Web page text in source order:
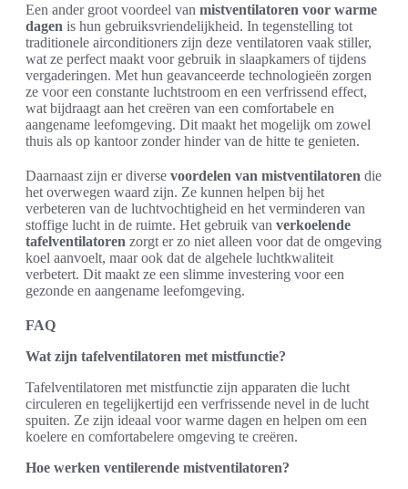
Een ander groot voordeel van mistventilatoren voor warme
dagen is hun gebruiksvriendelijkheid. In tegenstelling tot
traditionele airconditioners zijn deze ventilatoren vaak stiller,
wat ze perfect maakt voor gebruik in slaapkamers of tijdens
vergaderingen. Met hun geavanceerde technologieën zorgen
ze voor een constante luchtstroom en een verfrissend effect,
wat bijdraagt aan het creëren van een comfortabele en
aangename leefomgeving. Dit maakt het mogelijk om zowel
thuis als op kantoor zonder hinder van de hitte te genieten.
Daarnaast zijn er diverse voordelen van mistventilatoren die
het overwegen waard zijn. Ze kunnen helpen bij het
verbeteren van de luchtvochtigheid en het verminderen van
stoffige lucht in de ruimte. Het gebruik van verkoelende
tafelventilatoren zorgt er zo niet alleen voor dat de omgeving
koel aanvoelt, maar ook dat de algehele luchtkwaliteit
verbetert. Dit maakt ze een slimme investering voor een
gezonde en aangename leefomgeving.
FAQ
Wat zijn tafelventilatoren met mistfunctie?
Tafelventilatoren met mistfunctie zijn apparaten die lucht
circuleren en tegelijkertijd een verfrissende nevel in de lucht
spuiten. Ze zijn ideaal voor warme dagen en helpen om een
koelere en comfortabelere omgeving te creëren.
Hoe werken ventilerende mistventilatoren?